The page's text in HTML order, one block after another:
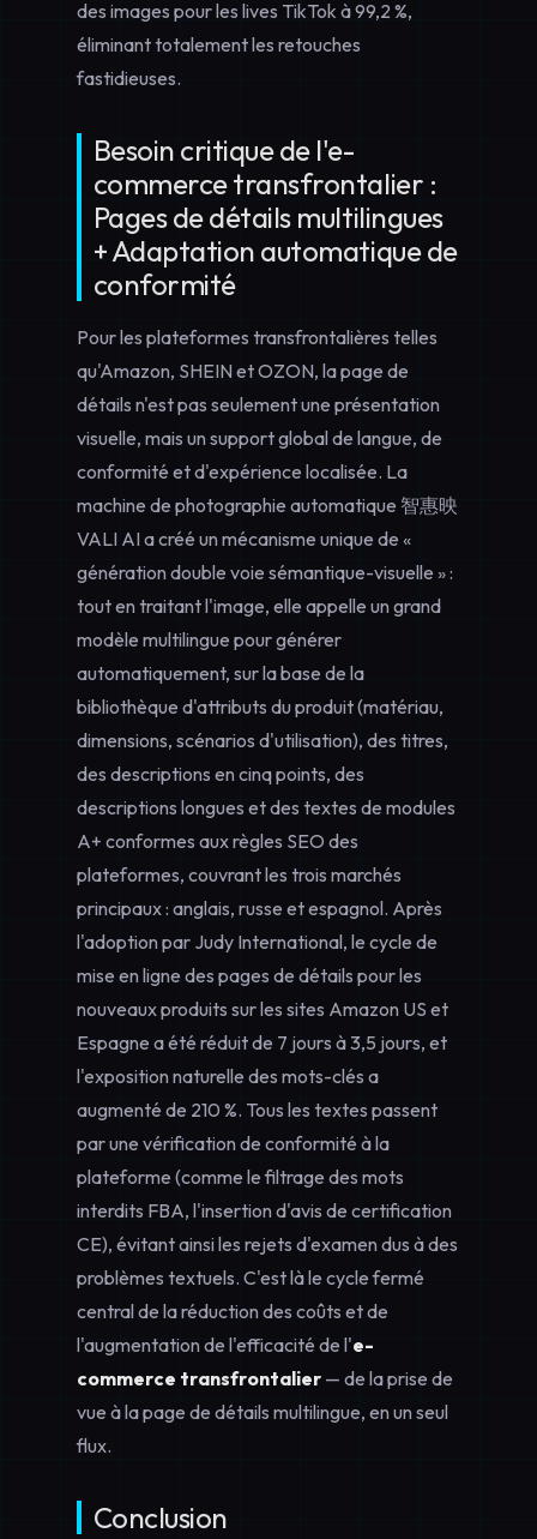
des images pour les lives TikTok à 99,2 %,
éliminant totalement les retouches
fastidieuses.
Besoin critique de l'e-
commerce transfrontalier :
Pages de détails multilingues
+ Adaptation automatique de
conformité
Pour les plateformes transfrontalières telles
qu'Amazon, SHEIN et OZON, la page de
détails n'est pas seulement une présentation
visuelle, mais un support global de langue, de
conformité et d'expérience localisée. La
machine de photographie automatique 智惠映
VALI AI a créé un mécanisme unique de «
génération double voie sémantique-visuelle » :
tout en traitant l'image, elle appelle un grand
modèle multilingue pour générer
automatiquement, sur la base de la
bibliothèque d'attributs du produit (matériau,
dimensions, scénarios d'utilisation), des titres,
des descriptions en cinq points, des
descriptions longues et des textes de modules
A+ conformes aux règles SEO des
plateformes, couvrant les trois marchés
principaux : anglais, russe et espagnol. Après
l'adoption par Judy International, le cycle de
mise en ligne des pages de détails pour les
nouveaux produits sur les sites Amazon US et
Espagne a été réduit de 7 jours à 3,5 jours, et
l'exposition naturelle des mots-clés a
augmenté de 210 %. Tous les textes passent
par une vérification de conformité à la
plateforme (comme le filtrage des mots
interdits FBA, l'insertion d'avis de certification
CE), évitant ainsi les rejets d'examen dus à des
problèmes textuels. C'est là le cycle fermé
central de la réduction des coûts et de
l'augmentation de l'efficacité de l'e-
commerce transfrontalier — de la prise de
vue à la page de détails multilingue, en un seul
flux.
Conclusion